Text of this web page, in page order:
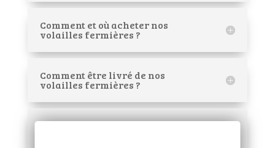
Comment et où acheter nos
volailles fermières ?
Comment être livré de nos
volailles fermières ?
Comment être livré de nos